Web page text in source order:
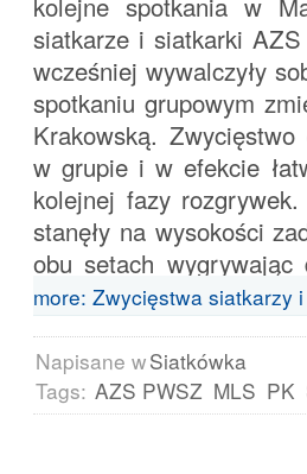
siatkarze i siatkarki
wcześniej wywalczyły
spotkaniu grupowym
Krakowską.
w grupie i w efekcie
kolejnej fazy
stanęły na wysokości
obu setach
more: Zwycięstwa siatkarzy
Napisane wSiatkówka
Tags: AZS PWSZ MLS PK